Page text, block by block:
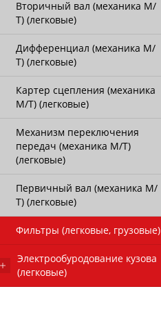
Вторичный вал (механика М/
Т) (легковые)
Дифференциал (механика М/
Т) (легковые)
Картер сцепления (механика
М/Т) (легковые)
Механизм переключения
передач (механика М/Т)
(легковые)
Первичный вал (механика М/
Т) (легковые)
Фильтры (легковые, грузовые)
Электрообуродование кузова
(легковые)